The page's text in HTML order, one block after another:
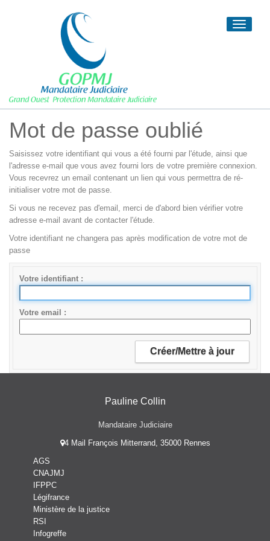
Toggle
Mot de passe oublié
Saisissez votre identifiant qui vous a été fourni par l'étude, ainsi que
l'adresse e-mail que vous avez fourni lors de votre première connexion.
Vous recevrez un email contenant un lien qui vous permettra de ré-
initialiser votre mot de passe.
Si vous ne recevez pas d'email, merci de d'abord bien vérifier votre
adresse e-mail avant de contacter l'étude.
Votre identifiant ne changera pas après modification de votre mot de
passe
Votre identifiant
Votre email
Pauline Collin
Mandataire Judiciaire
4 Mail François Mitterrand, 35000 Rennes
AGS
CNAJMJ
IFPPC
Légifrance
Ministère de la justice
RSI
Infogreffe